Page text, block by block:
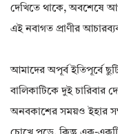
দেখিতে থাকে, অবশেষে
এই নবাগত প্রাণীর
আমাদের অপূর্ব ইতিপূর্বে
বালিকাটিকে দুই
অনবকাশের সময়ও ইহার